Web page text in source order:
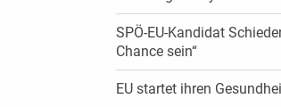
SPÖ-EU-Kandidat
Chance sein“
EU startet ihren